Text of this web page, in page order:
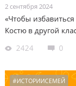
2 сентября 2024
«Чтобы
Костю в другой
2424
0
#ИСТОРИИСЕМЕЙ